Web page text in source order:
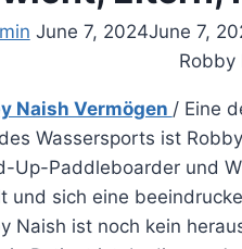
June 7, 2024June 7,
Naish Vermögen / Eine
Wassersports ist
Up-Paddleboarder und
und sich eine
Naish ist noch kein